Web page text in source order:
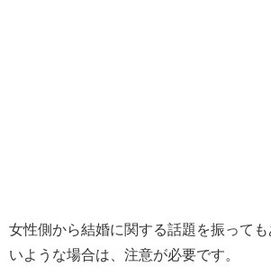
女性側から結婚に関する話題を振って
いような場合は、注意が必要です。